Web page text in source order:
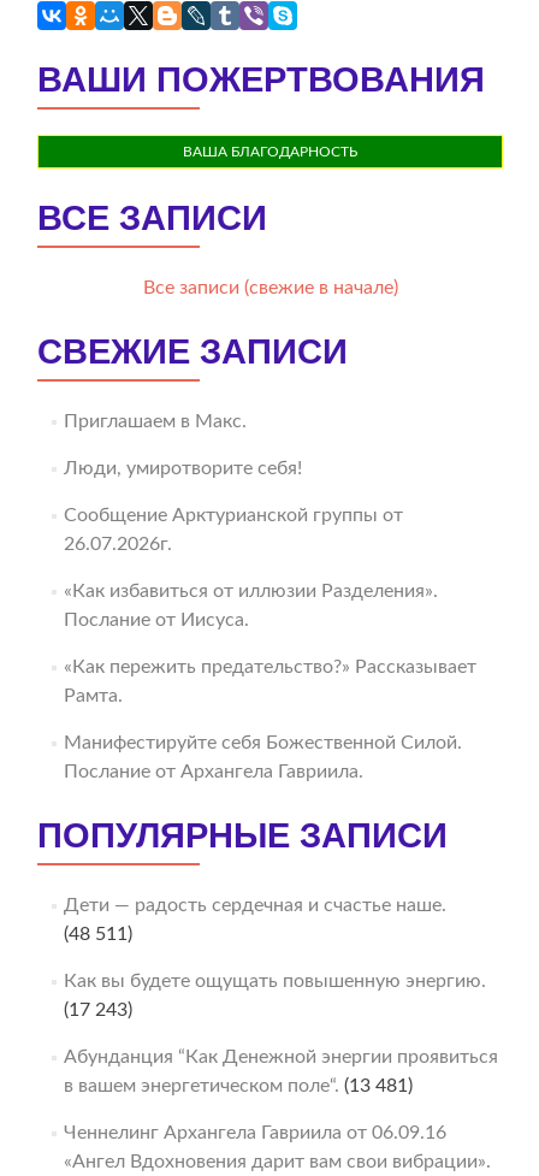
ВАШИ ПОЖЕРТВОВАНИЯ
ВАША БЛАГОДАРНОСТЬ
ВСЕ ЗАПИСИ
Все записи (свежие в начале)
СВЕЖИЕ ЗАПИСИ
Приглашаем в Макс.
Люди, умиротворите себя!
Сообщение Арктурианской группы от
26.07.2026г.
«Как избавиться от иллюзии Разделения».
Послание от Иисуса.
«Как пережить предательство?» Рассказывает
Рамта.
Манифестируйте себя Божественной Силой.
Послание от Архангела Гавриила.
ПОПУЛЯРНЫЕ ЗАПИСИ
Дети — радость сердечная и счастье наше.
(48 511)
Как вы будете ощущать повышенную энергию.
(17 243)
Абунданция “Как Денежной энергии проявиться
в вашем энергетическом поле“. (13 481)
Ченнелинг Архангела Гавриила от 06.09.16
«Ангел Вдохновения дарит вам свои вибрации».